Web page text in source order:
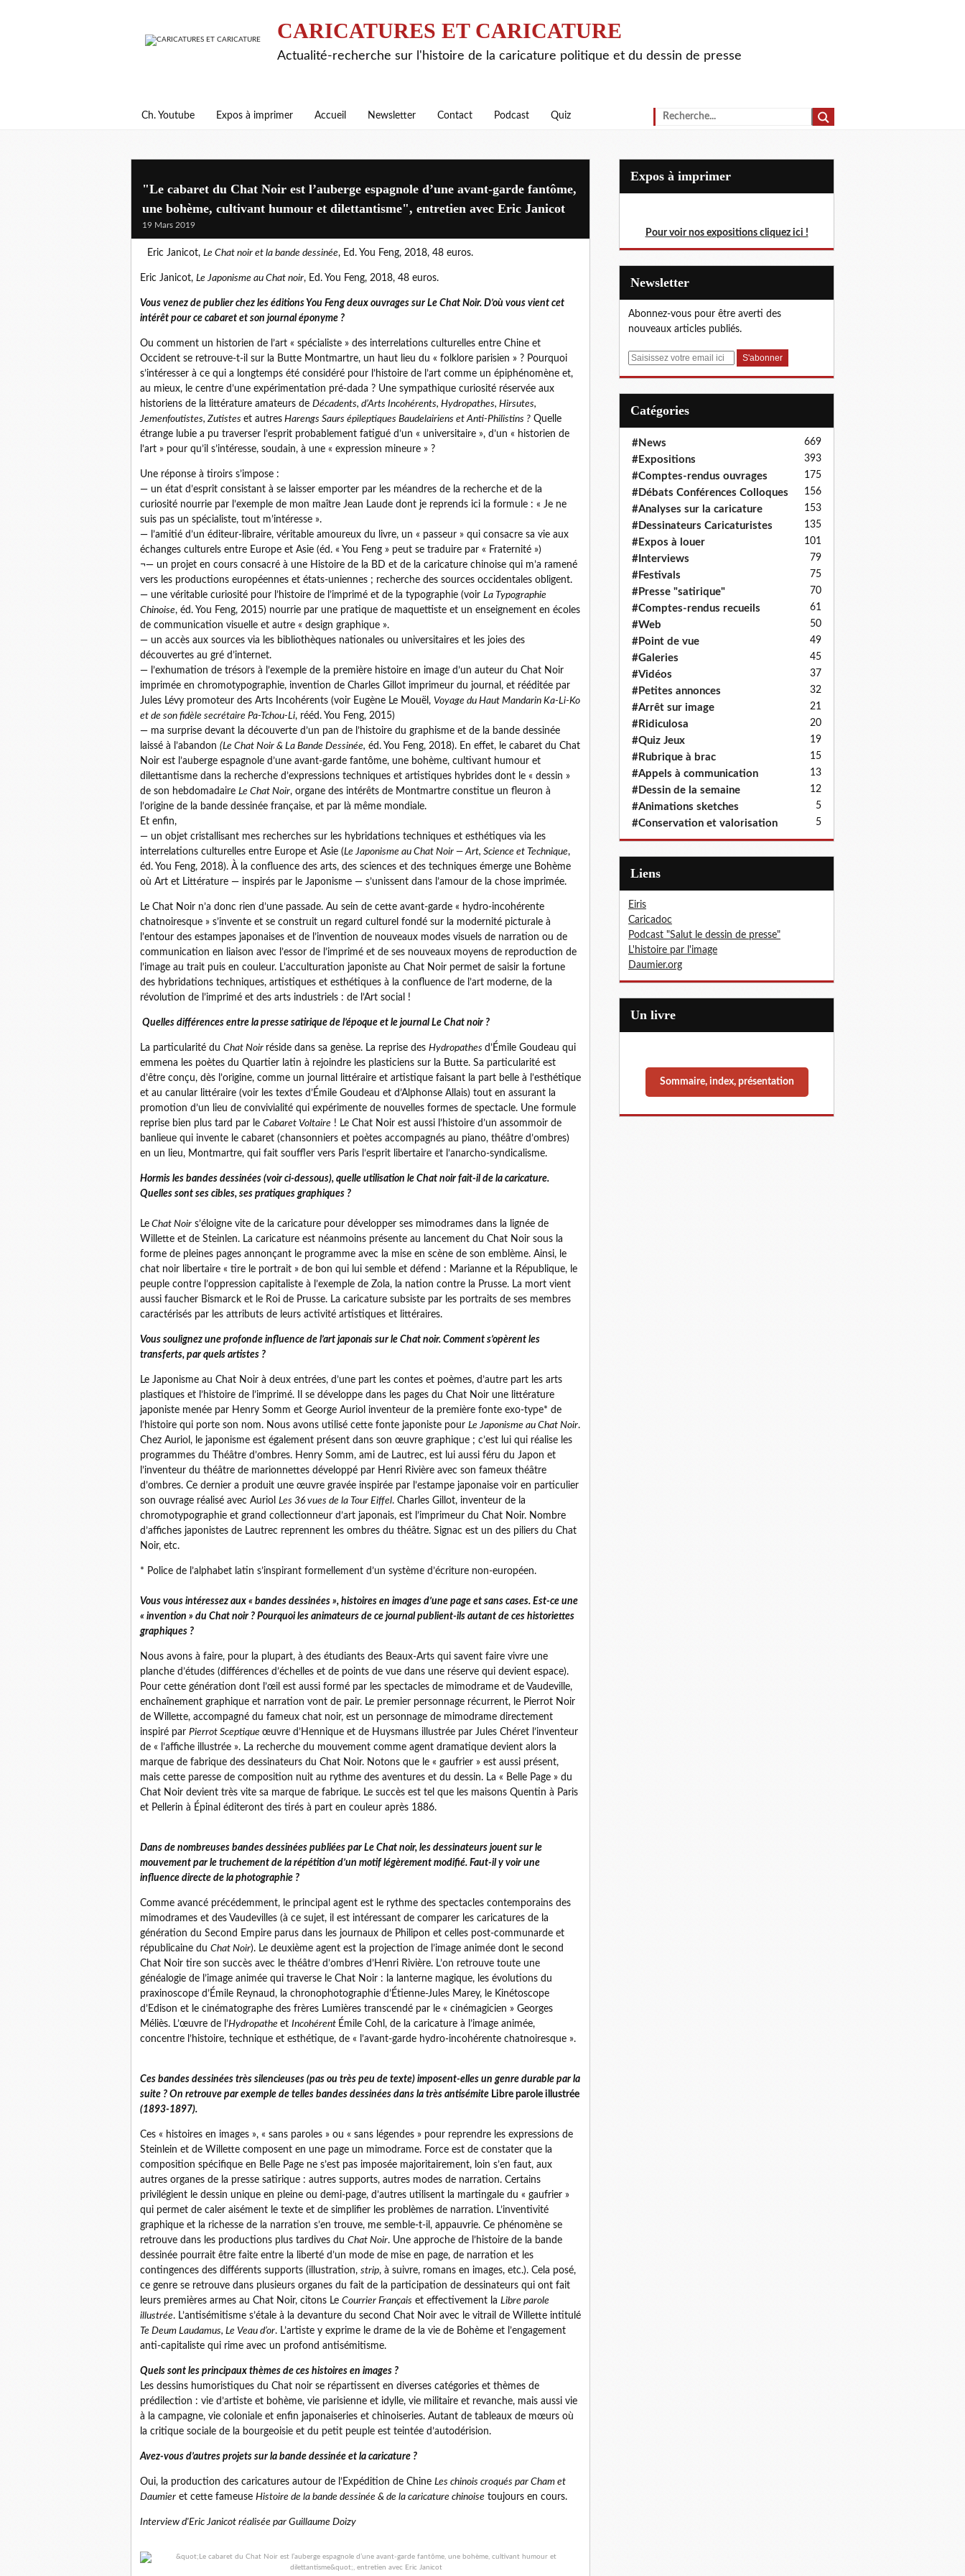
CARICATURES ET CARICATURE
Actualité-recherche sur l'histoire de la caricature politique et du dessin de presse
Ch. Youtube Expos à imprimer Accueil Newsletter Contact Podcast Quiz
"Le cabaret du Chat Noir est l’auberge espagnole d’une avant-garde fantôme,
une bohème, cultivant humour et dilettantisme", entretien avec Eric Janicot
19 Mars 2019
Eric Janicot, Le Chat noir et la bande dessinée, Ed. You Feng, 2018, 48 euros.
Eric Janicot, Le Japonisme au Chat noir, Ed. You Feng, 2018, 48 euros.
Vous venez de publier chez les éditions You Feng deux ouvrages sur Le Chat Noir. D’où vous vient cet
intérêt pour ce cabaret et son journal éponyme ?
Ou comment un historien de l’art « spécialiste » des interrelations culturelles entre Chine et
Occident se retrouve-t-il sur la Butte Montmartre, un haut lieu du « folklore parisien » ? Pourquoi
s’intéresser à ce qui a longtemps été considéré pour l’histoire de l’art comme un épiphénomène et,
au mieux, le centre d’une expérimentation pré-dada ? Une sympathique curiosité réservée aux
historiens de la littérature amateurs de Décadents, d’Arts Incohérents, Hydropathes, Hirsutes,
Jemenfoutistes, Zutistes et autres Harengs Saurs épileptiques Baudelairiens et Anti-Philistins ? Quelle
étrange lubie a pu traverser l’esprit probablement fatigué d’un « universitaire », d’un « historien de
l’art » pour qu’il s’intéresse, soudain, à une « expression mineure » ?
Une réponse à tiroirs s’impose :
— un état d’esprit consistant à se laisser emporter par les méandres de la recherche et de la
curiosité nourrie par l’exemple de mon maître Jean Laude dont je reprends ici la formule : « Je ne
suis pas un spécialiste, tout m’intéresse ».
— l’amitié d’un éditeur-libraire, véritable amoureux du livre, un « passeur » qui consacre sa vie aux
échanges culturels entre Europe et Asie (éd. « You Feng » peut se traduire par « Fraternité »)
¬— un projet en cours consacré à une Histoire de la BD et de la caricature chinoise qui m’a ramené
vers les productions européennes et états-uniennes ; recherche des sources occidentales obligent.
— une véritable curiosité pour l’histoire de l’imprimé et de la typographie (voir La Typographie
Chinoise, éd. You Feng, 2015) nourrie par une pratique de maquettiste et un enseignement en écoles
de communication visuelle et autre « design graphique ».
— un accès aux sources via les bibliothèques nationales ou universitaires et les joies des
découvertes au gré d’internet.
— l’exhumation de trésors à l’exemple de la première histoire en image d’un auteur du Chat Noir
imprimée en chromotypographie, invention de Charles Gillot imprimeur du journal, et rééditée par
Jules Lévy promoteur des Arts Incohérents (voir Eugène Le Mouël, Voyage du Haut Mandarin Ka-Li-Ko
et de son fidèle secrétaire Pa-Tchou-Li, rééd. You Feng, 2015)
— ma surprise devant la découverte d’un pan de l’histoire du graphisme et de la bande dessinée
laissé à l’abandon (Le Chat Noir & La Bande Dessinée, éd. You Feng, 2018). En effet, le cabaret du Chat
Noir est l’auberge espagnole d’une avant-garde fantôme, une bohème, cultivant humour et
dilettantisme dans la recherche d’expressions techniques et artistiques hybrides dont le « dessin »
de son hebdomadaire Le Chat Noir, organe des intérêts de Montmartre constitue un fleuron à
l’origine de la bande dessinée française, et par là même mondiale.
Et enfin,
— un objet cristallisant mes recherches sur les hybridations techniques et esthétiques via les
interrelations culturelles entre Europe et Asie (Le Japonisme au Chat Noir — Art, Science et Technique,
éd. You Feng, 2018). À la confluence des arts, des sciences et des techniques émerge une Bohème
où Art et Littérature — inspirés par le Japonisme — s’unissent dans l’amour de la chose imprimée.
Le Chat Noir n’a donc rien d’une passade. Au sein de cette avant-garde « hydro-incohérente
chatnoiresque » s’invente et se construit un regard culturel fondé sur la modernité picturale à
l’entour des estampes japonaises et de l’invention de nouveaux modes visuels de narration ou de
communication en liaison avec l’essor de l’imprimé et de ses nouveaux moyens de reproduction de
l’image au trait puis en couleur. L’acculturation japoniste au Chat Noir permet de saisir la fortune
des hybridations techniques, artistiques et esthétiques à la confluence de l’art moderne, de la
révolution de l’imprimé et des arts industriels : de l’Art social !
Quelles différences entre la presse satirique de l’époque et le journal Le Chat noir ?
La particularité du Chat Noir réside dans sa genèse. La reprise des Hydropathes d’Émile Goudeau qui
emmena les poètes du Quartier latin à rejoindre les plasticiens sur la Butte. Sa particularité est
d’être conçu, dès l’origine, comme un journal littéraire et artistique faisant la part belle à l’esthétique
et au canular littéraire (voir les textes d’Émile Goudeau et d’Alphonse Allais) tout en assurant la
promotion d’un lieu de convivialité qui expérimente de nouvelles formes de spectacle. Une formule
reprise bien plus tard par le Cabaret Voltaire ! Le Chat Noir est aussi l’histoire d’un assommoir de
banlieue qui invente le cabaret (chansonniers et poètes accompagnés au piano, théâtre d’ombres)
en un lieu, Montmartre, qui fait souffler vers Paris l’esprit libertaire et l’anarcho-syndicalisme.
Hormis les bandes dessinées (voir ci-dessous), quelle utilisation le Chat noir fait-il de la caricature.
Quelles sont ses cibles, ses pratiques graphiques ?
Le Chat Noir s’éloigne vite de la caricature pour développer ses mimodrames dans la lignée de
Willette et de Steinlen. La caricature est néanmoins présente au lancement du Chat Noir sous la
forme de pleines pages annonçant le programme avec la mise en scène de son emblème. Ainsi, le
chat noir libertaire « tire le portrait » de bon qui lui semble et défend : Marianne et la République, le
peuple contre l’oppression capitaliste à l’exemple de Zola, la nation contre la Prusse. La mort vient
aussi faucher Bismarck et le Roi de Prusse. La caricature subsiste par les portraits de ses membres
caractérisés par les attributs de leurs activité artistiques et littéraires.
Vous soulignez une profonde influence de l’art japonais sur le Chat noir. Comment s’opèrent les
transferts, par quels artistes ?
Le Japonisme au Chat Noir à deux entrées, d’une part les contes et poèmes, d’autre part les arts
plastiques et l’histoire de l’imprimé. Il se développe dans les pages du Chat Noir une littérature
japoniste menée par Henry Somm et George Auriol inventeur de la première fonte exo-type* de
l’histoire qui porte son nom. Nous avons utilisé cette fonte japoniste pour Le Japonisme au Chat Noir.
Chez Auriol, le japonisme est également présent dans son œuvre graphique ; c’est lui qui réalise les
programmes du Théâtre d’ombres. Henry Somm, ami de Lautrec, est lui aussi féru du Japon et
l’inventeur du théâtre de marionnettes développé par Henri Rivière avec son fameux théâtre
d’ombres. Ce dernier a produit une œuvre gravée inspirée par l’estampe japonaise voir en particulier
son ouvrage réalisé avec Auriol Les 36 vues de la Tour Eiffel. Charles Gillot, inventeur de la
chromotypographie et grand collectionneur d’art japonais, est l’imprimeur du Chat Noir. Nombre
d’affiches japonistes de Lautrec reprennent les ombres du théâtre. Signac est un des piliers du Chat
Noir, etc.
* Police de l’alphabet latin s’inspirant formellement d’un système d’écriture non-européen.
Vous vous intéressez aux « bandes dessinées », histoires en images d’une page et sans cases. Est-ce une
« invention » du Chat noir ? Pourquoi les animateurs de ce journal publient-ils autant de ces historiettes
graphiques ?
Nous avons à faire, pour la plupart, à des étudiants des Beaux-Arts qui savent faire vivre une
planche d’études (différences d’échelles et de points de vue dans une réserve qui devient espace).
Pour cette génération dont l’œil est aussi formé par les spectacles de mimodrame et de Vaudeville,
enchaînement graphique et narration vont de pair. Le premier personnage récurrent, le Pierrot Noir
de Willette, accompagné du fameux chat noir, est un personnage de mimodrame directement
inspiré par Pierrot Sceptique œuvre d’Hennique et de Huysmans illustrée par Jules Chéret l’inventeur
de « l’affiche illustrée ». La recherche du mouvement comme agent dramatique devient alors la
marque de fabrique des dessinateurs du Chat Noir. Notons que le « gaufrier » est aussi présent,
mais cette paresse de composition nuit au rythme des aventures et du dessin. La « Belle Page » du
Chat Noir devient très vite sa marque de fabrique. Le succès est tel que les maisons Quentin à Paris
et Pellerin à Épinal éditeront des tirés à part en couleur après 1886.
Dans de nombreuses bandes dessinées publiées par Le Chat noir, les dessinateurs jouent sur le
mouvement par le truchement de la répétition d’un motif légèrement modifié. Faut-il y voir une
influence directe de la photographie ?
Comme avancé précédemment, le principal agent est le rythme des spectacles contemporains des
mimodrames et des Vaudevilles (à ce sujet, il est intéressant de comparer les caricatures de la
génération du Second Empire parus dans les journaux de Philipon et celles post-communarde et
républicaine du Chat Noir). Le deuxième agent est la projection de l’image animée dont le second
Chat Noir tire son succès avec le théâtre d’ombres d’Henri Rivière. L’on retrouve toute une
généalogie de l’image animée qui traverse le Chat Noir : la lanterne magique, les évolutions du
praxinoscope d’Émile Reynaud, la chronophotographie d’Étienne-Jules Marey, le Kinétoscope
d’Edison et le cinématographe des frères Lumières transcendé par le « cinémagicien » Georges
Méliès. L’œuvre de l’Hydropathe et Incohérent Émile Cohl, de la caricature à l’image animée,
concentre l’histoire, technique et esthétique, de « l’avant-garde hydro-incohérente chatnoiresque ».
Ces bandes dessinées très silencieuses (pas ou très peu de texte) imposent-elles un genre durable par la
suite ? On retrouve par exemple de telles bandes dessinées dans la très antisémite Libre parole illustrée
(1893-1897).
Ces « histoires en images », « sans paroles » ou « sans légendes » pour reprendre les expressions de
Steinlein et de Willette composent en une page un mimodrame. Force est de constater que la
composition spécifique en Belle Page ne s’est pas imposée majoritairement, loin s’en faut, aux
autres organes de la presse satirique : autres supports, autres modes de narration. Certains
privilégient le dessin unique en pleine ou demi-page, d’autres utilisent la martingale du « gaufrier »
qui permet de caler aisément le texte et de simplifier les problèmes de narration. L’inventivité
graphique et la richesse de la narration s’en trouve, me semble-t-il, appauvrie. Ce phénomène se
retrouve dans les productions plus tardives du Chat Noir. Une approche de l’histoire de la bande
dessinée pourrait être faite entre la liberté d’un mode de mise en page, de narration et les
contingences des différents supports (illustration, strip, à suivre, romans en images, etc.). Cela posé,
ce genre se retrouve dans plusieurs organes du fait de la participation de dessinateurs qui ont fait
leurs premières armes au Chat Noir, citons Le Courrier Français et effectivement la Libre parole
illustrée. L’antisémitisme s’étale à la devanture du second Chat Noir avec le vitrail de Willette intitulé
Te Deum Laudamus, Le Veau d’or. L’artiste y exprime le drame de la vie de Bohème et l’engagement
anti-capitaliste qui rime avec un profond antisémitisme.
Quels sont les principaux thèmes de ces histoires en images ?
Les dessins humoristiques du Chat noir se répartissent en diverses catégories et thèmes de
prédilection : vie d’artiste et bohème, vie parisienne et idylle, vie militaire et revanche, mais aussi vie
à la campagne, vie coloniale et enfin japonaiseries et chinoiseries. Autant de tableaux de mœurs où
la critique sociale de la bourgeoisie et du petit peuple est teintée d’autodérision.
Avez-vous d’autres projets sur la bande dessinée et la caricature ?
Oui, la production des caricatures autour de l’Expédition de Chine Les chinois croqués par Cham et
Daumier et cette fameuse Histoire de la bande dessinée & de la caricature chinoise toujours en cours.
Interview d'Eric Janicot réalisée par Guillaume Doizy
Expos à imprimer
Pour voir nos expositions cliquez ici !
Newsletter
Abonnez-vous pour être averti des
nouveaux articles publiés.
E
Catégories
#News 669
#Expositions 393
#Comptes-rendus ouvrages 175
#Débats Conférences Colloques 156
#Analyses sur la caricature 153
#Dessinateurs Caricaturistes 135
#Expos à louer 101
#Interviews 79
#Festivals 75
#Presse "satirique" 70
#Comptes-rendus recueils 61
#Web 50
#Point de vue 49
#Galeries 45
#Vidéos 37
#Petites annonces 32
#Arrêt sur image 21
#Ridiculosa 20
#Quiz Jeux 19
#Rubrique à brac 15
#Appels à communication 13
#Dessin de la semaine 12
#Animations sketches 5
#Conservation et valorisation 5
Liens
Eiris
Caricadoc
Podcast "Salut le dessin de presse"
L'histoire par l'image
Daumier.org
Un livre
Sommaire, index, présentation